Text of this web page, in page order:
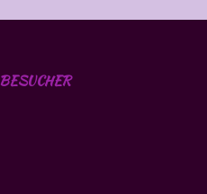
BESUCHER